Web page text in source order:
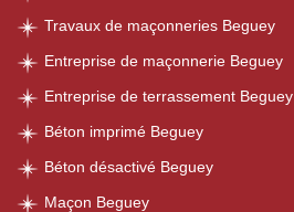
Travaux de maçonneries Beguey
Entreprise de maçonnerie Beguey
Entreprise de terrassement Beguey
Béton imprimé Beguey
Béton désactivé Beguey
Maçon Beguey